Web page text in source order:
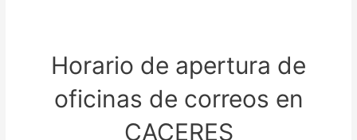
Horario de apertura de
oficinas de correos en
CACERES